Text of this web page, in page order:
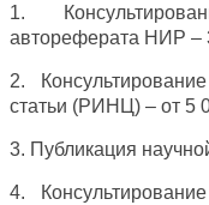
1.
автореферата НИР –
2.
статьи (РИНЦ) – от 5
3. Публикация
4.